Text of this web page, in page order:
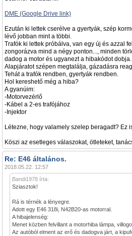
DME (Google Drive link)
Ezután ki lettek cserélve a gyertyák, szép
lévő jobban mint a többi.
Trafók ki lettek próbálva, van egy új és azzal
zongorázva mind a négy ponton..., minden
dadog a motor és ugyanezt a hibakódot dobja.
Alapjáratot szépen megtalálja, gázadásra
Tehát a trafók rendben, gyertyák rendben.
Hol kereshető még a hiba?
A gyanúim:
-Motorvezérlő
-Kábel a 2-es trafójához
-Injektor
Létezne, hogy valamely szelep beragadt? Ez
Köszi az esetleges válaszokat, ötleteket,
Re: E46 általános.
2018.05.22. 12:57
Bandi1978 írta:
Sziasztok!
Rá is térnék a lényegre.
Adott egy E46 318i, N42B20-as motorral.
A hibajelenség:
Menet közben felvillant a motorhiba lámpa,
Az autóból elment az erő és dadogva járt, a